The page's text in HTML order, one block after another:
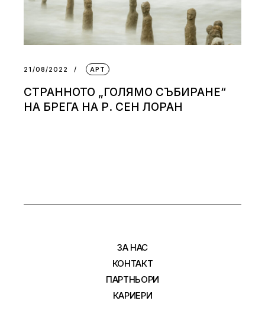
21/08/2022 АРТ
СТРАННОТО „ГОЛЯМО СЪБИРАНЕ“
НА БРЕГА НА Р. СЕН ЛОРАН
ЗА НАС
КОНТАКТ
ПАРТНЬОРИ
КАРИЕРИ